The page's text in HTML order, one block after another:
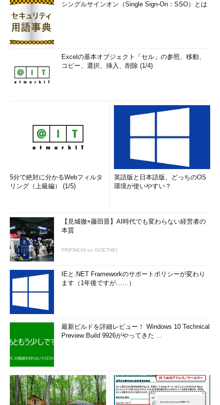
シングルサインオン（Single Sign-On：SSO）とは
Excelの基本オブジェクト「セル」の参照、移動、
コピー、選択、挿入、削除 (1/4)
5分で絶対に分かるWebフィルタ
リング（上級編） (1/5)
英語版と日本語版、どっちのOS
環境が使いやすい？
【見城徹×藤田晋】AI時代でも変わらない経営者の
本質
PR(FINCHI on GOETHE)
IEと.NET Frameworkのサポートポリシーが変わり
ます（1年後ですが……）
最新ビルドを詳細レビュー！ Windows 10 Technical
Preview Build 9926がやってきた ...